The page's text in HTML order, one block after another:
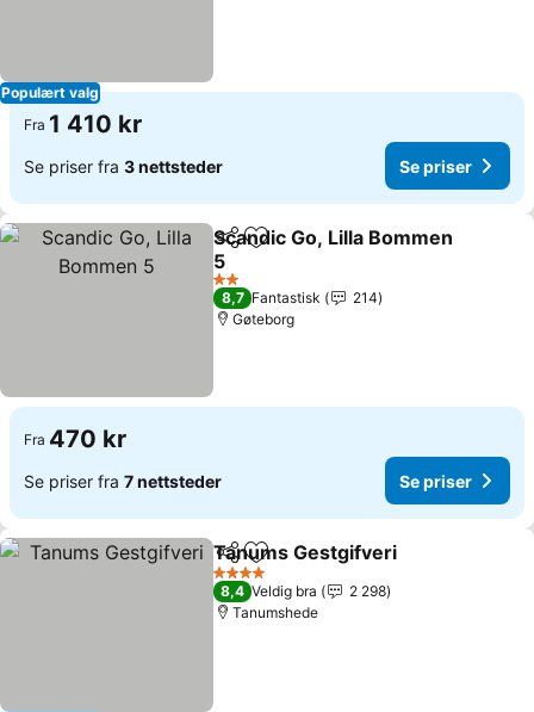
Populært valg
Fra 1 410 kr
Se priser fra 3 nettsteder Se priser
Del Legg til i favoritter
Scandic Go, Lilla Bommen
5
Se priser
2 Stjerner
8,7 Fantastisk
214
Gøteborg
Fra 470 kr
Se priser fra 7 nettsteder Se priser
Del Legg til i favoritter
Tanums Gestgifveri
4 Stjerner
8,4 Veldig bra
2 298
Tanumshede